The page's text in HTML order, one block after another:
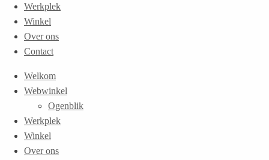
Werkplek
Winkel
Over ons
Contact
Welkom
Webwinkel
Ogenblik
Werkplek
Winkel
Over ons